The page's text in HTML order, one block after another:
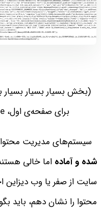
(بخش بسیار بسیار
برای صفحه‌ی اول، Homepage، سایت آمازون .)
سیستم‌های مدیریت محتوا
شده و آماده اما خالی
سایت از صفر یا وب
محتوا را نشان دهم، باید